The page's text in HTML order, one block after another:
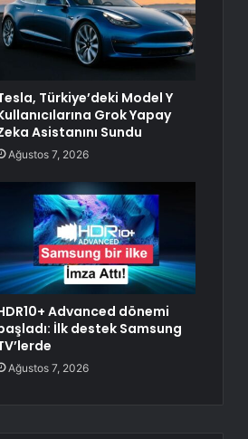
Türkiye’deki Model Y
Grok Yapay
Asistanını Sundu
Ağustos 7, 2026
Advanced dönemi
İlk destek Samsung
Ağustos 7, 2026